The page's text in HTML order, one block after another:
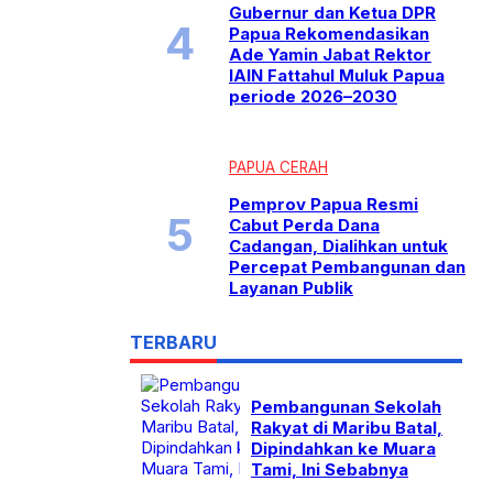
Gubernur dan Ketua DPR
Papua Rekomendasikan
Ade Yamin Jabat Rektor
IAIN Fattahul Muluk Papua
periode 2026–2030
PAPUA CERAH
Pemprov Papua Resmi
Cabut Perda Dana
Cadangan, Dialihkan untuk
Percepat Pembangunan dan
Layanan Publik
TERBARU
Pembangunan Sekolah
Rakyat di Maribu Batal,
Dipindahkan ke Muara
Tami, Ini Sebabnya